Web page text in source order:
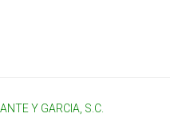
Y GARCIA, S.C.